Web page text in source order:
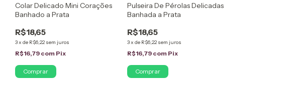
Colar Delicado Mini Corações
Banhado a Prata
R$18,65
3xde R$6,22 sem juros
R$16,79 com Pix
Pulseira De Pérolas Delicadas
Banhada a Prata
R$18,65
3x de R$6,22 sem juros
R$16,79 com Pix